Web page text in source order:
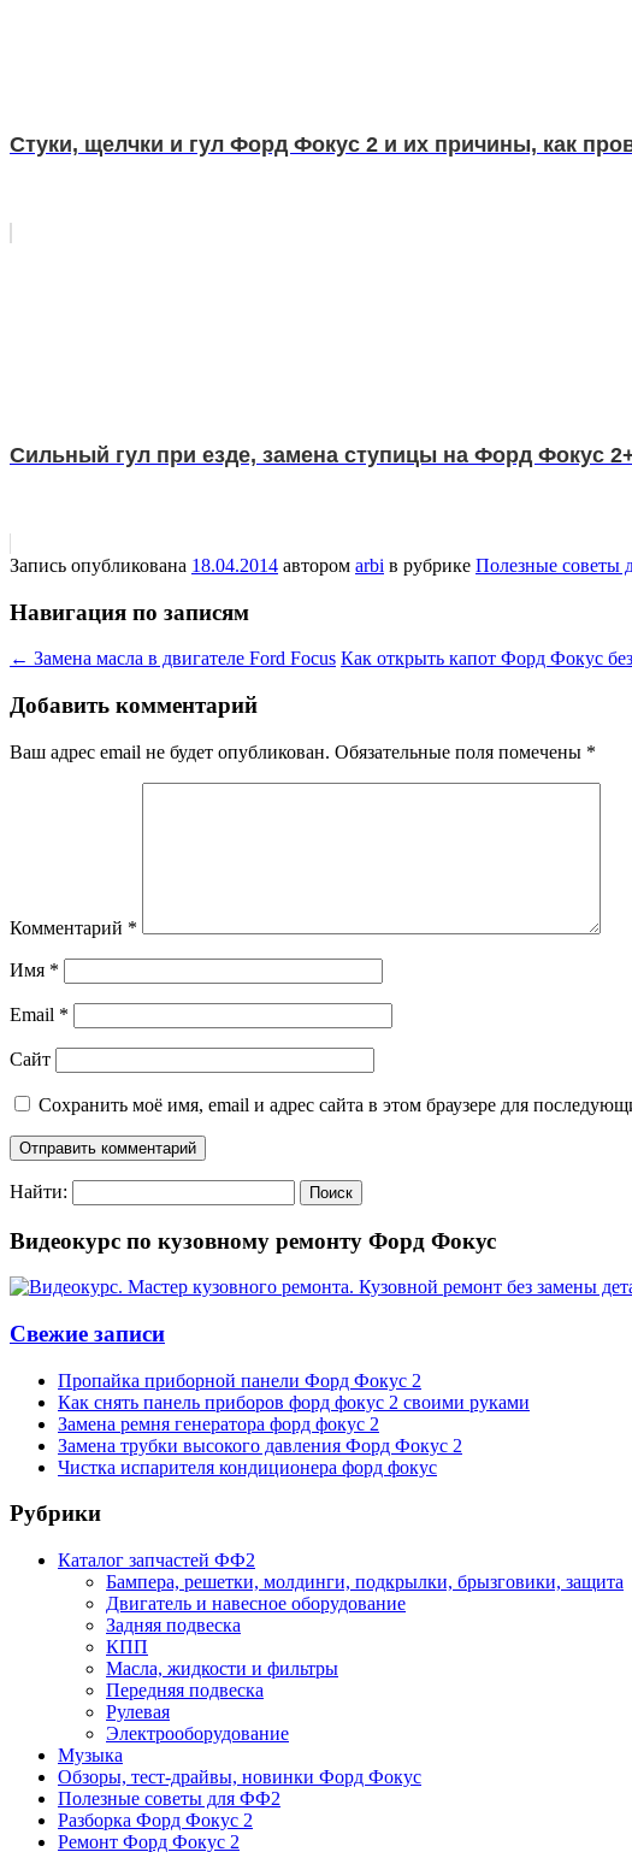
Стуки, щелчки и гул Форд Фокус 2 и их причины, как
Сильный гул при езде, замена ступицы на Форд Фокус
Запись опубликована 18.04.2014 автором arbi в рубрике Полезные советы
Навигация по записям
← Замена масла в двигателе Ford Focus Как открыть капот Форд Фокус
Добавить комментарий
Ваш адрес email не будет опубликован. Обязательные поля помечены *
Комментарий *
Имя *
Email *
Сайт
Сохранить моё имя, email и адрес сайта в этом браузере для
Найти:
Видеокурс по кузовному ремонту Форд Фокус
Свежие записи
Пропайка приборной панели Форд Фокус 2
Как снять панель приборов форд фокус 2 своими руками
Замена ремня генератора форд фокус 2
Замена трубки высокого давления Форд Фокус 2
Чистка испарителя кондиционера форд фокус
Рубрики
Каталог запчастей ФФ2
Бампера, решетки, молдинги, подкрылки, брызговики, защита
Двигатель и навесное оборудование
Задняя подвеска
КПП
Масла, жидкости и фильтры
Передняя подвеска
Рулевая
Электрооборудование
Музыка
Обзоры, тест-драйвы, новинки Форд Фокус
Полезные советы для ФФ2
Разборка Форд Фокус 2
Ремонт Форд Фокус 2